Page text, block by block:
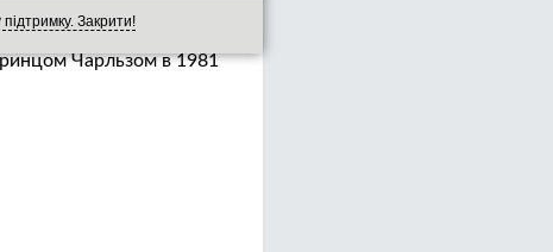
Закрити!
Чарльзом в 1981